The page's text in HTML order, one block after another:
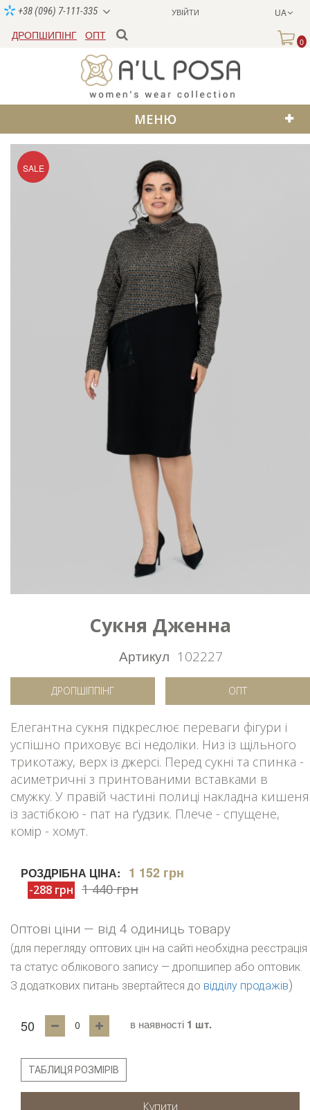
УВІЙТИ UA
+38 (096) 7-111-335
ДРОПШИПІНГ ОПТ
0
МЕНЮ
SALE
Сукня Дженна
Артикул 102227
ДРОПШІППІНГ ОПТ
Елегантна сукня підкреслює переваги фігури і
успішно приховує всі недоліки. Низ із щільного
трикотажу, верх із джерсі. Перед сукні та спинка -
асиметричні з принтованими вставками в
смужку. У правій частині полиці накладна кишеня
із застібкою - пат на ґудзик. Плече - спущене,
комір - хомут.
РОЗДРІБНА ЦІНА: 1 152 грн
-288 грн 1 440 грн
Оптові ціни — від 4 одиниць товару
(для перегляду оптових цін на сайті необхідна реєстрація
та статус облікового запису — дропшипер або оптовик.
З додаткових питань звертайтеся до відділу продажів)
50 в наявності 1 шт.
ТАБЛИЦЯ РОЗМІРІВ
Купити